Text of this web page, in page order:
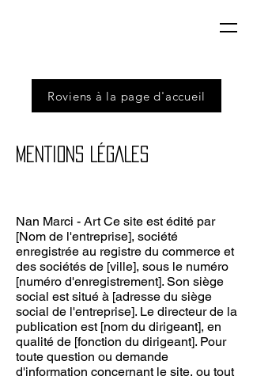
Roviens à la page d'accueil
MENTIONS LÉGALES
Nan Marci - Art Ce site est édité par
[Nom de l'entreprise], société
enregistrée au registre du commerce et
des sociétés de [ville], sous le numéro
[numéro d'enregistrement]. Son siège
social est situé à [adresse du siège
social de l'entreprise]. Le directeur de la
publication est [nom du dirigeant], en
qualité de [fonction du dirigeant]. Pour
toute question ou demande
d'information concernant le site, ou tout